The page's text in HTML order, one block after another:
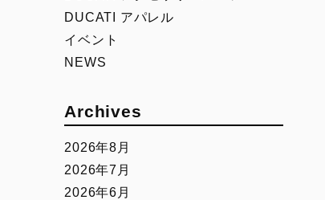
DUCATI アパレル
イベント
NEWS
Archives
2026年8月
2026年7月
2026年6月